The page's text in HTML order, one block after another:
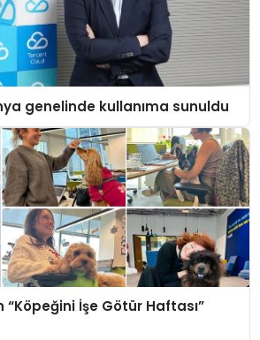
genelinde kullanıma sunuldu
“Köpeğini İşe Götür Haftası”